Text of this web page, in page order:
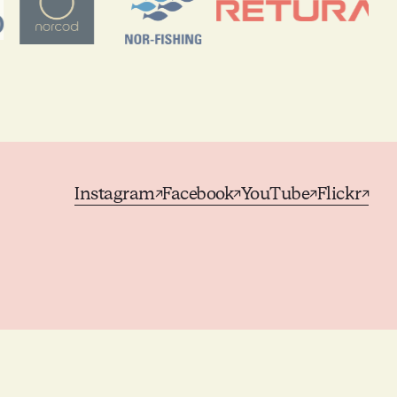
Instagram↗Facebook↗YouTube↗Flickr↗